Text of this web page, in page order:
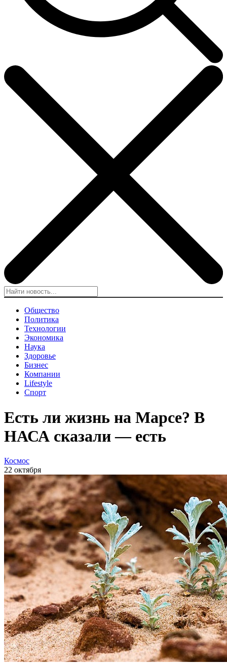
Общество
Политика
Технологии
Экономика
Наука
Здоровье
Бизнес
Компании
Lifestyle
Спорт
Есть ли жизнь на Марсе? В
НАСА сказали — есть
Космос
22 октября